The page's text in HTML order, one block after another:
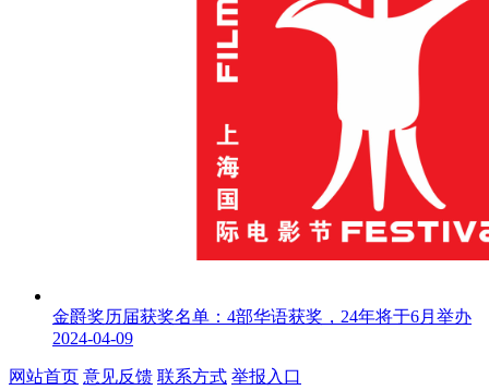
金爵奖历届获奖名单：4部华语获奖，24年将于6月举办
2024-04-09
网站首页 意见反馈 联系方式 举报入口